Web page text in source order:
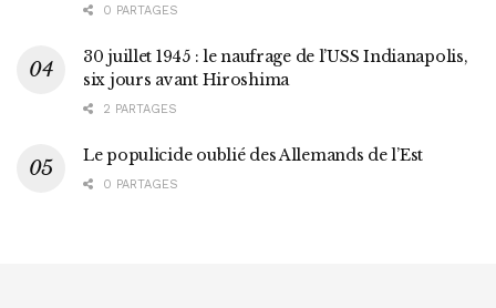
0 PARTAGES
30 juillet 1945 : le naufrage de l’USS Indianapolis,
six jours avant Hiroshima
2 PARTAGES
Le populicide oublié des Allemands de l’Est
0 PARTAGES